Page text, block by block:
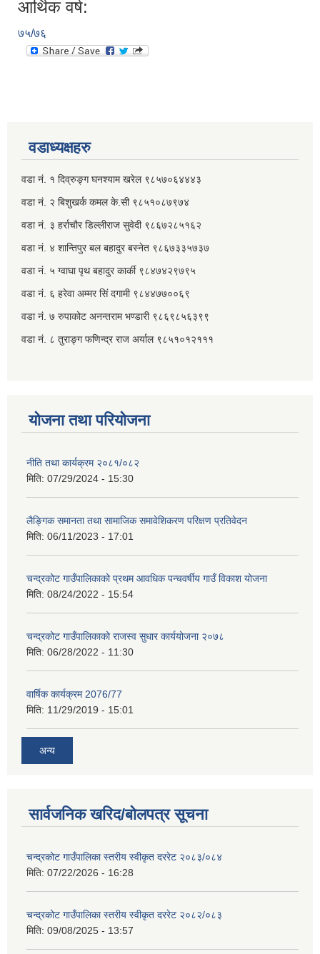
आर्थिक वर्ष:
७५/७६
वडाध्यक्षहरु
वडा नं. १ दिव्रुङ्ग घनश्याम खरेल ९८५७०६४४४३
वडा नं. २ ‌‍बिशुखर्क कमल के.सी ९८५१०८७९७४
वडा नं. ३ हर्राचौर डिल्लीराज सुवेदी ९८६७२८५१६२
वडा नं. ४ शान्तिपुर बल बहादुर बस्नेत​ ९८६७३३५७३७
वडा नं. ५ ग्वाघा पृथ बहादुर कार्की ९८४७४२९७९५
वडा नं. ६ हरेवा अम्मर सिं दगामी​ ९८४४७७००६९
वडा नं. ७ ‌‍रुपाकोट अनन्तराम भण्डारी ९८६९८५६३९९
वडा नं. ८ तुराङ्ग फणिन्द्र राज अर्याल ९८५१०१२१११
योजना तथा परियोजना
नीति तथा कार्यक्रम २०८१/०८२
मिति: 07/29/2024 - 15:30
लैङ्गिक समानता तथा सामाजिक समावेशिकरण परिक्षण प्रतिवेदन
मिति: 06/11/2023 - 17:01
चन्द्रकोट गाउँपालिकाको प्रथम आवधिक पन्चवर्षीय गाउँ विकाश योजना
मिति: 08/24/2022 - 15:54
चन्द्रकोट गाउँपालिकाको राजस्व सुधार कार्ययोजना २०७८
मिति: 06/28/2022 - 11:30
वार्षिक कार्यक्रम 2076/77
मिति: 11/29/2019 - 15:01
अन्य
सार्वजनिक खरिद/बोलपत्र सूचना
चन्द्रकोट गाउँपालिका स्तरीय स्वीकृत दररेट २०८३/०८४
मिति: 07/22/2026 - 16:28
चन्द्रकोट गाउँपालिका स्तरीय स्वीकृत दररेट २०८२/०८३
मिति: 09/08/2025 - 13:57